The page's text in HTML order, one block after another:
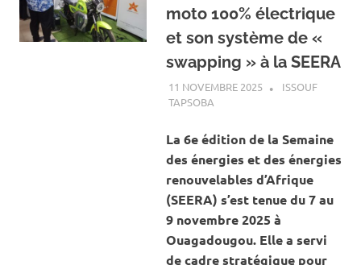
moto 100% électrique
et son système de «
swapping » à la SEERA
11 NOVEMBRE 2025
ISSOUF
TAPSOBA
La 6e édition de la Semaine
des énergies et des énergies
renouvelables d’Afrique
(SEERA) s’est tenue du 7 au
9 novembre 2025 à
Ouagadougou. Elle a servi
de cadre stratégique pour